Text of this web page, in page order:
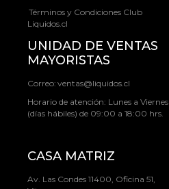
Términos y Condiciones Club
Liquidos.cl
UNIDAD DE VENTAS
MAYORISTAS
Correo: ventas@liquidos.cl
Horario de atención: Lunes a Viernes
(días hábiles) de 09:00 a 18:00 hrs.
CASA MATRIZ
Av. Las Condes 11400, Oficina 51,